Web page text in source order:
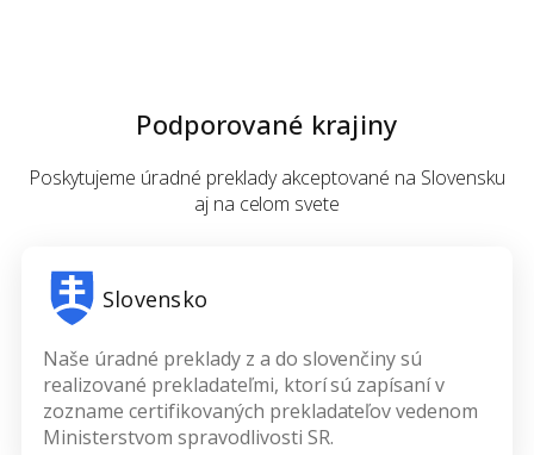
Podporované krajiny
Poskytujeme úradné preklady akceptované na Slovensku
aj na celom svete
Slovensko
Naše úradné preklady z a do slovenčiny sú
realizované prekladateľmi, ktorí sú zapísaní v
zozname certifikovaných prekladateľov vedenom
Ministerstvom spravodlivosti SR.